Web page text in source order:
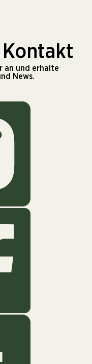
Kontakt
an und erhalte
News.